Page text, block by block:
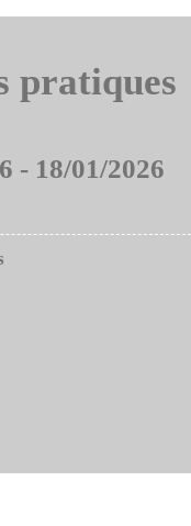
pratiques
- 18/01/2026